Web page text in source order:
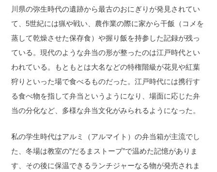
川県の弥生時代の遺跡から最古のおにぎりが発見されてい
て、5世紀には猟や戦い、農作業の際に家から干飯（コメを
蒸して乾燥させた保存食）や握り飯を持参した記録が残っ
ている。現代のような弁当の形が整ったのは江戸時代とい
われている。もともとは大名などの特権階級が花見や紅葉
狩りといった場で食べるものだった。江戸時代には携行す
る食べ物を指して弁当というようになり、場面に応じた弁
当の分化など、多様な弁当文化がみられるようになった。
私の学生時代はアルミ（アルマイト）の弁当箱が主流でし
た、冬場は教室の”だるまストーブ”で温めた記憶がありま
す、その後に保温できるランチジャーなる物が発売されま